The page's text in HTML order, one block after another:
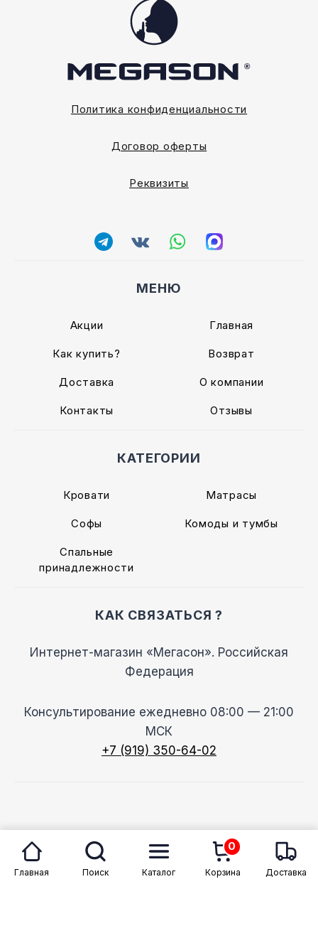
Политика конфиденциальности
Договор оферты
Реквизиты
МЕНЮ
Акции Главная
Как купить? Возврат
Доставка О компании
Контакты Отзывы
КАТЕГОРИИ
Кровати Матрасы
Софы Комоды и тумбы
Спальные
принадлежности
КАК СВЯЗАТЬСЯ ?
Интернет-магазин «Мегасон». Российская
Федерация
Консультирование ежедневно 08:00 — 21:00
МСК
+7 (919) 350-64-02
© 2026 Megason
Главная Поиск Каталог
0
Корзина Доставка